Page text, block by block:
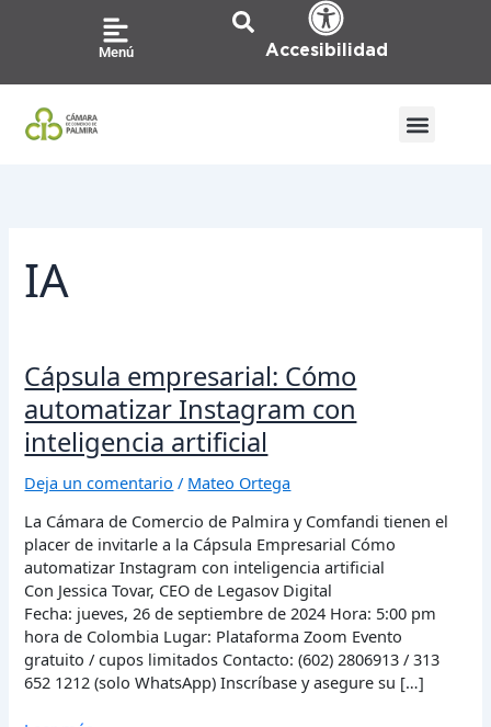
Menú Accesibilidad
IA
Cápsula empresarial: Cómo
automatizar Instagram con
inteligencia artificial
Deja un comentario / Mateo Ortega
La Cámara de Comercio de Palmira y Comfandi tienen el
placer de invitarle a la Cápsula Empresarial Cómo
automatizar Instagram con inteligencia artificial
Con Jessica Tovar, CEO de Legasov Digital
Fecha: jueves, 26 de septiembre de 2024 Hora: 5:00 pm
hora de Colombia Lugar: Plataforma Zoom Evento
gratuito / cupos limitados Contacto: (602) 2806913 / 313
652 1212 (solo WhatsApp) Inscríbase y asegure su […]
Cápsula
empresarial:
Cómo
automatizar
Instagram
con
artificial